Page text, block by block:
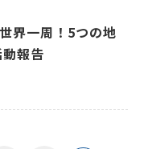
界一周！5つの地
報告